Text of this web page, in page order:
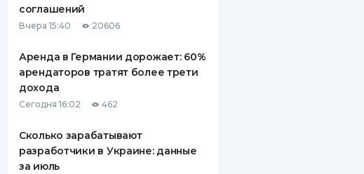
ПУТЕВОДИТЕЛИ ПО
ВСЕ СТРАХОВЫЕ ПОЛИСЫ
СТРАХОВЫЕ КОМПАНИИ
КОМПАНИЯХ
соглашений
Вчера 15:40 20606
Аренда в Германии дорожает: 60%
арендаторов тратят более трети
дохода
Сегодня 16:02 462
Сколько зарабатывают
разработчики в Украине: данные
за июль